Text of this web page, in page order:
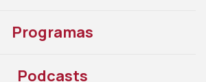
Programas
Podcasts